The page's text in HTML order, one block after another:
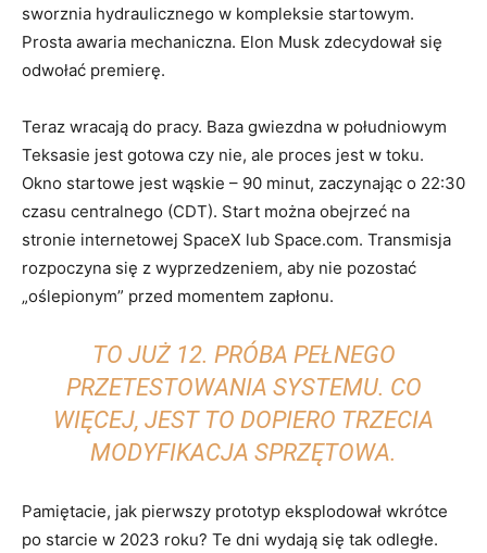
sworznia hydraulicznego w kompleksie startowym.
Prosta awaria mechaniczna. Elon Musk zdecydował się
odwołać premierę.
Teraz wracają do pracy. Baza gwiezdna w południowym
Teksasie jest gotowa czy nie, ale proces jest w toku.
Okno startowe jest wąskie – 90 minut, zaczynając o 22:30
czasu centralnego (CDT). Start można obejrzeć na
stronie internetowej SpaceX lub Space.com. Transmisja
rozpoczyna się z wyprzedzeniem, aby nie pozostać
„oślepionym” przed momentem zapłonu.
TO JUŻ 12. PRÓBA PEŁNEGO
PRZETESTOWANIA SYSTEMU. CO
WIĘCEJ, JEST TO DOPIERO TRZECIA
MODYFIKACJA SPRZĘTOWA.
Pamiętacie, jak pierwszy prototyp eksplodował wkrótce
po starcie w 2023 roku? Te dni wydają się tak odległe.